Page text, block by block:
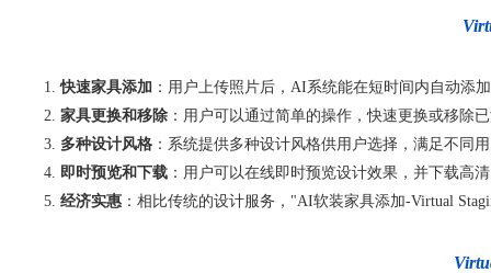
快速家具添加 ：用户上传照片后，AI系统能在短时间内自动添
家具更换和移除 ：用户可以通过简单的操作，快速更换或移除
多种设计风格 ：系统提供多种设计风格供用户选择，满足不同
即时预览和下载 ：用户可以在线即时预览设计效果，并下载高
经济实惠 ：相比传统的设计服务，"AI软装家具添加-Virtual